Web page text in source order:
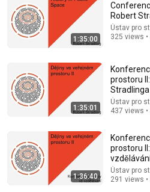
Propaganda a budování kultů
roce 1945 / debata
Ústav pro studium totalitních
1:35:00
Robert
Ústav pro
325 views
1:35:01
prostoru
Ústav pro
437 views
1:36:40
prostoru
Ústav pro
291 views